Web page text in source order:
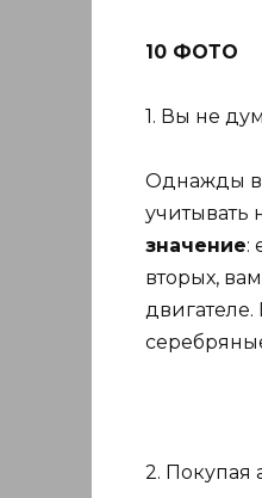
10 ФОТО
1. Вы не
Однажды
учитывать
значение:
вторых,
двигателе.
2. Покупая